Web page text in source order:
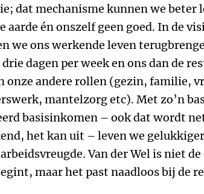
dat mechanisme kunnen we beter
aarde én onszelf geen goed. In de
we ons werkende leven
dagen per week en ons dan de
onze andere rollen (gezin, familie,
mantelzorg etc). Met zo’n
basisinkomen – ook dat wordt
het kan uit – leven we
Van der Wel is niet de
maar het past naadloos bij de